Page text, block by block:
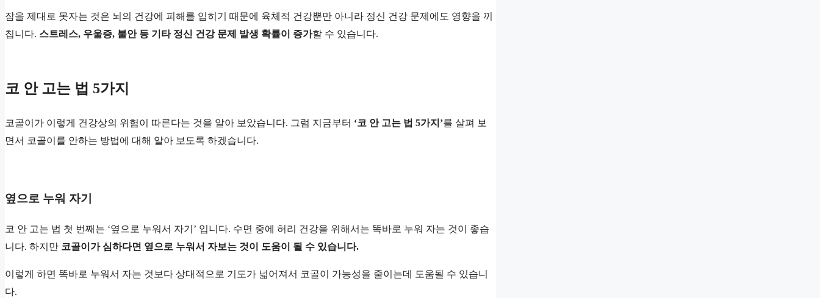
잠을 제대로 못자는 것은 뇌의 건강에 피해를 입히기 때문에 육체적 건강뿐만 아니라 정신 건강 문제에도 영향을 끼
칩니다. 스트레스, 우울증, 불안 등 기타 정신 건강 문제 발생 확률이 증가할 수 있습니다.
코 안 고는 법 5가지
코골이가 이렇게 건강상의 위험이 따른다는 것을 알아 보았습니다. 그럼 지금부터 ‘코 안 고는 법 5가지’를 살펴 보
면서 코골이를 안하는 방법에 대해 알아 보도록 하겠습니다.
옆으로 누워 자기
코 안 고는 법 첫 번째는 ‘옆으로 누워서 자기’ 입니다. 수면 중에 허리 건강을 위해서는 똑바로 누워 자는 것이 좋습
니다. 하지만 코골이가 심하다면 옆으로 누워서 자보는 것이 도움이 될 수 있습니다.
이렇게 하면 똑바로 누워서 자는 것보다 상대적으로 기도가 넓어져서 코골이 가능성을 줄이는데 도움될 수 있습니
다.